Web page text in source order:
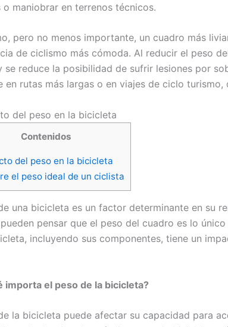
o maniobrar en terrenos técnicos.
pero no menos importante, un cuadro más
de ciclismo más cómoda. Al reducir el peso
se reduce la posibilidad de sufrir lesiones por
en rutas más largas o en viajes de ciclo
del peso en la bicicleta
Contenidos
del peso en la bicicleta
el peso ideal de un ciclista
una bicicleta es un factor determinante en su
pensar que el peso del cuadro es lo
incluyendo sus componentes, tiene un
importa el peso de la bicicleta?
la bicicleta puede afectar su capacidad para